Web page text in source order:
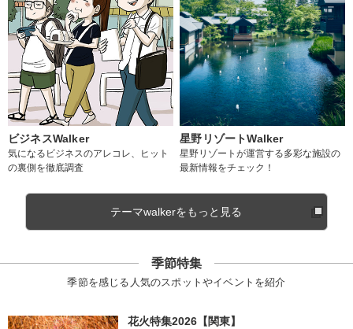
ビジネスWalker
気になるビジネスのアレコレ、ヒット
の裏側を徹底調査
星野リゾートWalker
星野リゾートが運営する多彩な施設の
最新情報をチェック！
テーマwalkerをもっと見る
季節特集
季節を感じる人気のスポットやイベントを紹介
花火特集2026【関東】